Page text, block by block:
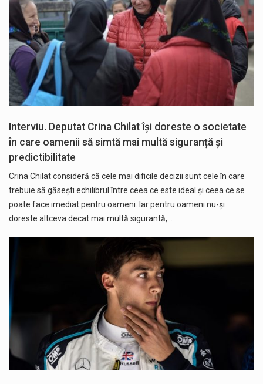
Interviu. Deputat Crina Chilat își doreste o societate
în care oamenii să simtă mai multă siguranță și
predictibilitate
Crina Chilat consideră că cele mai dificile decizii sunt cele în care
trebuie să găsești echilibrul între ceea ce este ideal și ceea ce se
poate face imediat pentru oameni. Iar pentru oameni nu-și
doreste altceva decat mai multă sigurantă,…